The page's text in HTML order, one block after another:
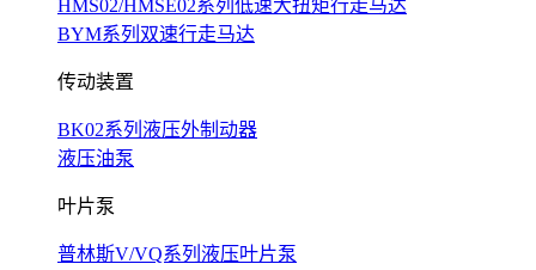
HMS02/HMSE02系列低速大扭矩行走马达
BYM系列双速行走马达
传动装置
BK02系列液压外制动器
液压油泵
叶片泵
普林斯V/VQ系列液压叶片泵